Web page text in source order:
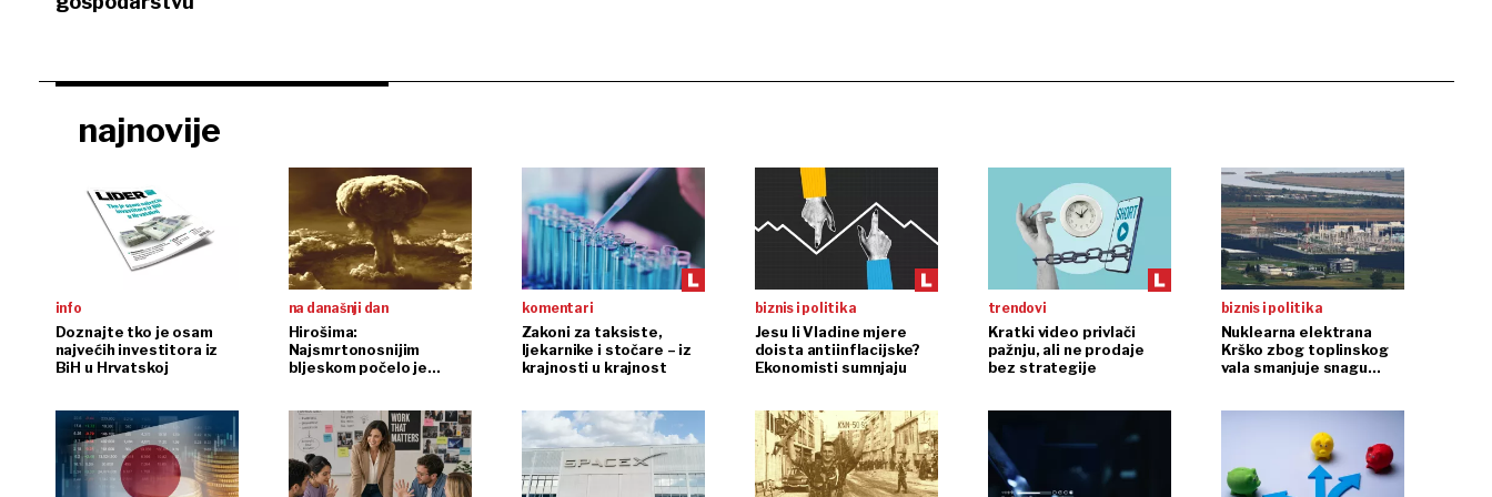
najnovije
info
Doznajte tko je osam
najvećih investitora iz
BiH u Hrvatskoj
na današnji dan
Hirošima:
Najsmrtonosnijim
bljeskom počelo je
komentari
Zakoni za taksiste,
ljekarnike i stočare – iz
krajnosti u krajnost
biznis i politika
Jesu li Vladine mjere
doista antiinflacijske?
Ekonomisti sumnjaju
trendovi
Kratki video privlači
pažnju, ali ne prodaje
bez strategije
biznis i politika
Nuklearna elektrana
Krško zbog toplinskog
vala smanjuje snagu